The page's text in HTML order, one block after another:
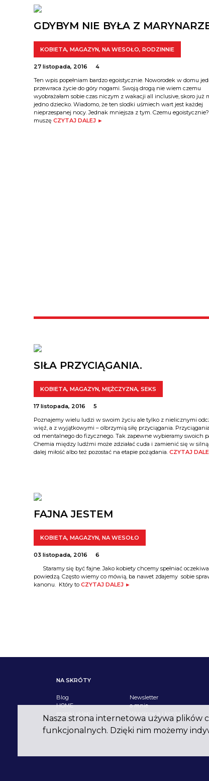
Nasza strona internetowa używa plików
funkcjonalnych. Dzięki nim możemy
GDYBYM NIE BYŁA Z
KOBIETA, MAGAZYN, NA WESOŁO, RODZINNIE
27 listopada, 2016
4
Ten wpis popełniam bardzo egoistycznie. Noworodek w domu
przewraca życie do góry nogami. Swoją drogą nie wiem czemu
wyobrażałam sobie czas niczym z wakacji all inclusive, skoro już
jedno dziecko. Wiadomo, że ten slodki uśmiech wart jest każdej
nieprzespanej nocy. Jednak mniejsza z tym. Czemu
muszę CZYTAJ DALEJ ►
SIŁA PRZYCIĄGANIA.
KOBIETA, MAGAZYN, MĘŻCZYZNA, SEKS
17 listopada, 2016
5
Poznajemy wielu ludzi w swoim życiu ale tylko z nielicznymi
więź, a z wyjątkowymi – olbrzymią siłę przyciągania.
od mentalnego do fizycznego. Tak zapewne wybieramy swoich
Chemia między ludźmi może zdziałać cuda i zamienić się w
dalej miłość albo też pozostać na etapie pożądania. CZYTAJ
FAJNA JESTEM
KOBIETA, MAGAZYN, NA WESOŁO
03 listopada, 2016
6
Staramy się być fajne. Jako kobiety chcemy spełniać
powiedzą. Często wiemy co mówią, ba nawet zdajemy sobie
kanonu. Który to CZYTAJ DALEJ ►
NA SKRÓTY
Blog
HOME
Newsletter
o mnie
Współpraca i kontakt